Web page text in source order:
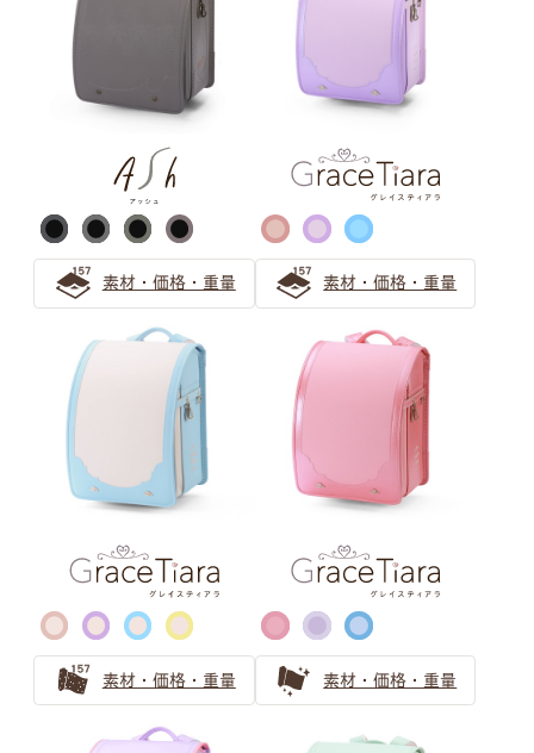
似合うピンク色を選ぶ方法も紹介
安らぎと上品さ 「ピンクベージュ」ランドセルの選び方
サックス（水色） ランドセルの
選び方
【水色ランドセル】萬勇鞄の誇る唯一無二の青系製品ライ
ンナップを一覧紹介！
水色のランドセルの選び方！人気上昇中のカラーを紹介
水色のランドセルは可愛らしい女の子に人気！
ブルー・ネイビー ランドセルの
選び方
知性的な品のある、青色・ネイビー系の人気ランドセルを
ご紹介
クールビューティーなネイビーのランドセル
ブラック ランドセルの選び方
素材・価格・重量 素材・価格・重量
素材・価格・重量 素材・価格・重量